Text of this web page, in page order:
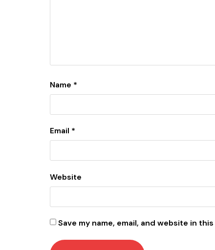
Name *
Email *
Website
Save my name, email, and website in